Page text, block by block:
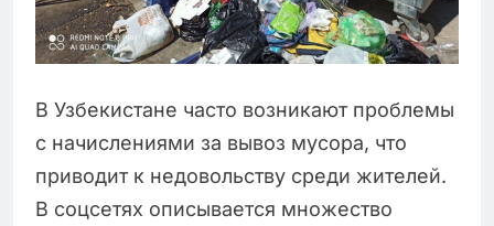
В Узбекистане часто возникают проблемы
с начислениями за вывоз мусора, что
приводит к недовольству среди жителей.
В соцсетях описывается множество